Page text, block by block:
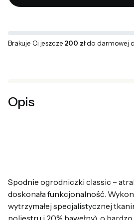
Brakuje Ci jeszcze 200 złdo darmowej
Opis
Spodnie ogrodniczki classic –
doskonała funkcjonalność.
wytrzymałej specjalistycznej
poliestru i 20% bawełny) o